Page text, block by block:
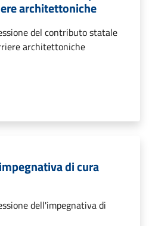
architettoniche
del contributo statale
architettoniche
di cura
dell'impegnativa di